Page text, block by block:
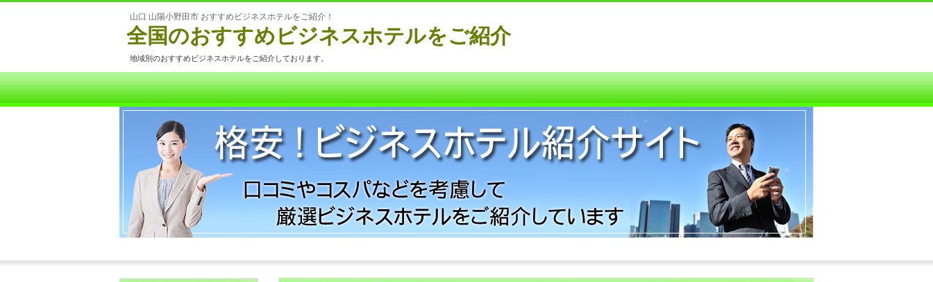
山口 山陽小野田市 おすすめビジネスホテルをご紹介！
全国のおすすめビジネスホテルをご紹介
地域別のおすすめビジネスホテルをご紹介しております。